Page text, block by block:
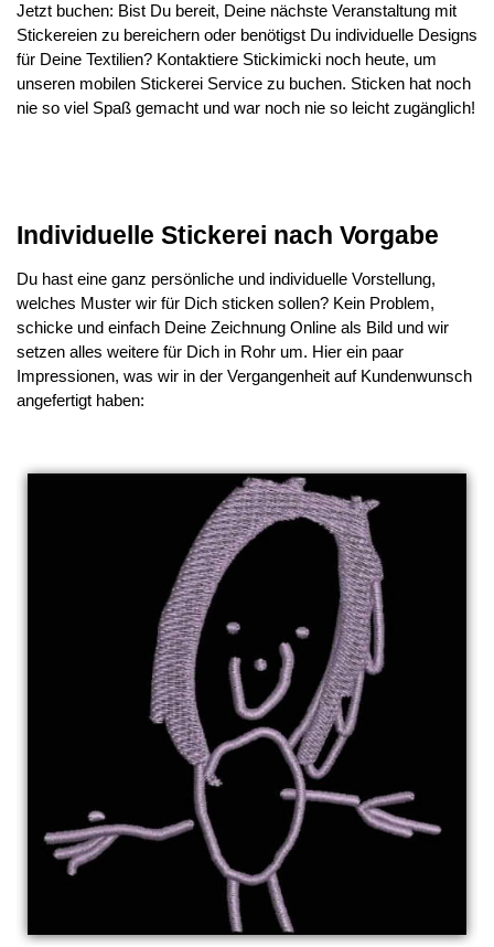
Jetzt buchen: Bist Du bereit, Deine nächste Veranstaltung mit
Stickereien zu bereichern oder benötigst Du individuelle Designs
für Deine Textilien? Kontaktiere Stickimicki noch heute, um
unseren mobilen Stickerei Service zu buchen. Sticken hat noch
nie so viel Spaß gemacht und war noch nie so leicht zugänglich!
Individuelle Stickerei nach Vorgabe
Du hast eine ganz persönliche und individuelle Vorstellung,
welches Muster wir für Dich sticken sollen? Kein Problem,
schicke und einfach Deine Zeichnung Online als Bild und wir
setzen alles weitere für Dich in Rohr um. Hier ein paar
Impressionen, was wir in der Vergangenheit auf Kundenwunsch
angefertigt haben: